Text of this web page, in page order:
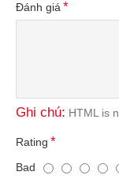
Đánh giá
Ghi chú: HTML is
Rating
Bad